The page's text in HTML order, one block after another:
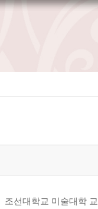
조선대학교 미술대학